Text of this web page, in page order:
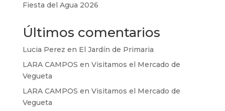
Fiesta del Agua 2026
Últimos comentarios
Lucia Perez en El Jardín de Primaria
LARA CAMPOS en Visitamos el Mercado de
Vegueta
LARA CAMPOS en Visitamos el Mercado de
Vegueta